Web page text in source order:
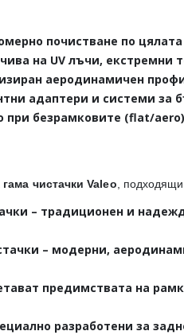
почистване по
на UV лъчи,
аеродинамичен
адаптери и системи за
при безрамковите (flat/
чистачки Valeo ,
– традиционен и
– модерни,
предимствата на
разработени за